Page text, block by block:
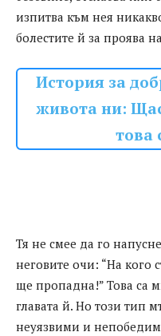
изпитва към нея
болестите й за проява
История за
живота ни:
това
Тя не смее да го
неговите очи: “На кого
ще пропадна!” Това са
главата й. Но този тип
неуязвими и